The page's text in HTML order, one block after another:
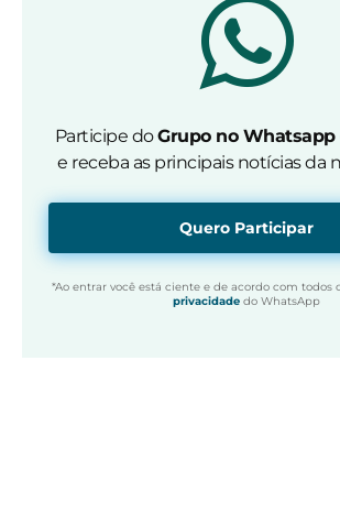
Participe doGrupo no Whatsapp
e receba as principais notícias da
Quero Participar
*Ao entrar você está ciente e de acordo com todos
privacidade do WhatsApp